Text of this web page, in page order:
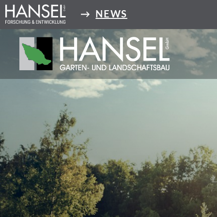
Direkt
zum
Inhalt
→ NEWS
Hansel